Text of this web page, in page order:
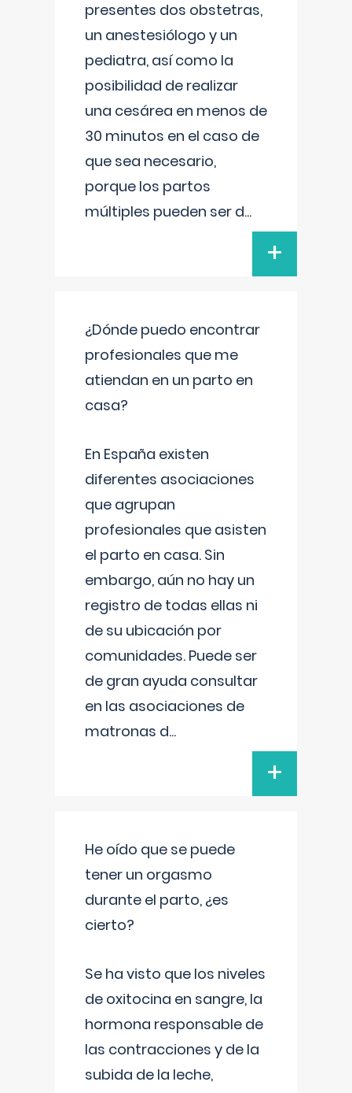
presentes dos obstetras,
un anestesiólogo y un
pediatra, así como la
posibilidad de realizar
una cesárea en menos de
30 minutos en el caso de
que sea necesario,
porque los partos
múltiples pueden ser d...
+
¿Dónde puedo encontrar
profesionales que me
atiendan en un parto en
casa?
En España existen
diferentes asociaciones
que agrupan
profesionales que asisten
el parto en casa. Sin
embargo, aún no hay un
registro de todas ellas ni
de su ubicación por
comunidades. Puede ser
de gran ayuda consultar
en las asociaciones de
matronas d...
+
He oído que se puede
tener un orgasmo
durante el parto, ¿es
cierto?
Se ha visto que los niveles
de oxitocina en sangre, la
hormona responsable de
las contracciones y de la
subida de la leche,